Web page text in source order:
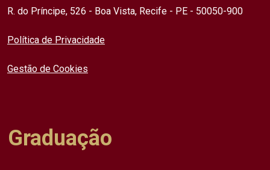
R. do Príncipe, 526 - Boa Vista, Recife - PE - 50050-900
Política de Privacidade
Gestão de Cookies
Graduação